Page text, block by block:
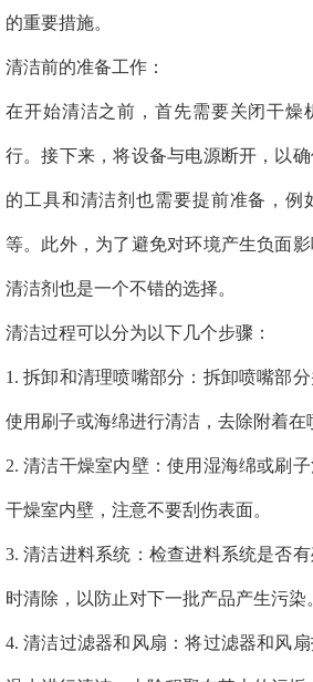
的重要措施。
清洁前的准备工作：
在开始清洁之前，首先需要关闭干燥
行。接下来，将设备与电源断开，以
的工具和清洁剂也需要提前准备，例
等。此外，为了避免对环境产生负面
清洁剂也是一个不错的选择。
清洁过程可以分为以下几个步骤：
1. 拆卸和清理喷嘴部分：拆卸喷嘴部
使用刷子或海绵进行清洁，去除附着在
2. 清洁干燥室内壁：使用湿海绵或刷
干燥室内壁，注意不要刮伤表面。
3. 清洁进料系统：检查进料系统是否
时清除，以防止对下一批产品产生污染
4. 清洁过滤器和风扇：将过滤器和风